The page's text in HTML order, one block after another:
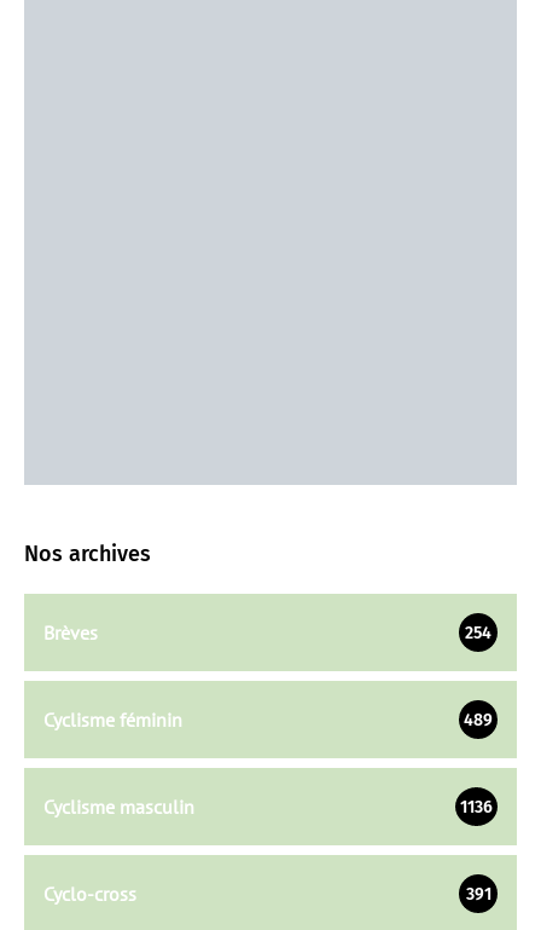
Nos archives
Brèves 254
Cyclisme féminin 489
Cyclisme masculin 1136
Cyclo-cross 391